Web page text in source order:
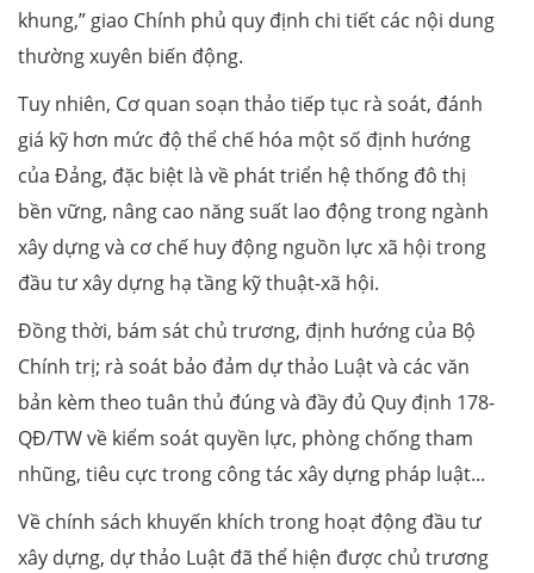
khung,” giao Chính phủ quy định chi tiết các nội dung
thường xuyên biến động.
Tuy nhiên, Cơ quan soạn thảo tiếp tục rà soát, đánh
giá kỹ hơn mức độ thể chế hóa một số định hướng
của Đảng, đặc biệt là về phát triển hệ thống đô thị
bền vững, nâng cao năng suất lao động trong ngành
xây dựng và cơ chế huy động nguồn lực xã hội trong
đầu tư xây dựng hạ tầng kỹ thuật-xã hội.
Đồng thời, bám sát chủ trương, định hướng của Bộ
Chính trị; rà soát bảo đảm dự thảo Luật và các văn
bản kèm theo tuân thủ đúng và đầy đủ Quy định 178-
QĐ/TW về kiểm soát quyền lực, phòng chống tham
nhũng, tiêu cực trong công tác xây dựng pháp luật...
Về chính sách khuyến khích trong hoạt động đầu tư
xây dựng, dự thảo Luật đã thể hiện được chủ trương